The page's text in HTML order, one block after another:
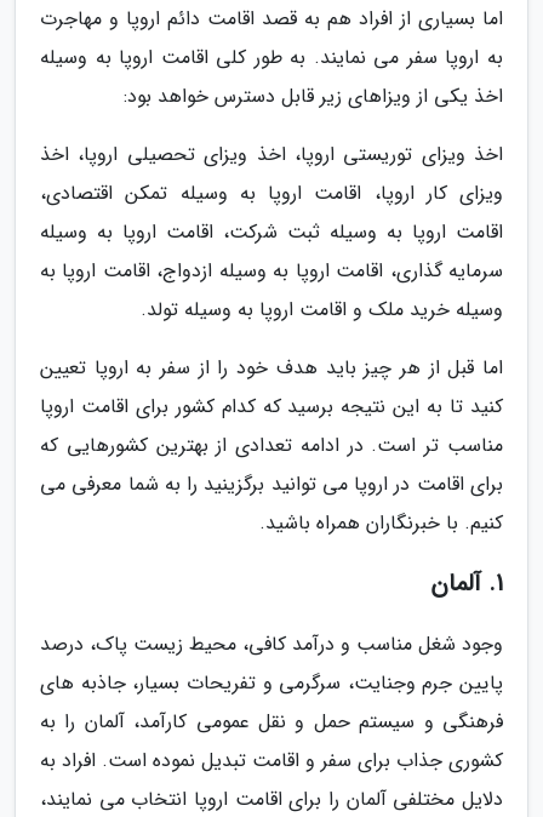
اما بسیاری از افراد هم به قصد اقامت دائم اروپا و مهاجرت
به اروپا سفر می نمایند. به طور کلی اقامت اروپا به وسیله
اخذ یکی از ویزاهای زیر قابل دسترس خواهد بود:
اخذ ویزای توریستی اروپا، اخذ ویزای تحصیلی اروپا، اخذ
ویزای کار اروپا، اقامت اروپا به وسیله تمکن اقتصادی،
اقامت اروپا به وسیله ثبت شرکت، اقامت اروپا به وسیله
سرمایه گذاری، اقامت اروپا به وسیله ازدواج، اقامت اروپا به
وسیله خرید ملک و اقامت اروپا به وسیله تولد.
اما قبل از هر چیز باید هدف خود را از سفر به اروپا تعیین
کنید تا به این نتیجه برسید که کدام کشور برای اقامت اروپا
مناسب تر است. در ادامه تعدادی از بهترین کشورهایی که
برای اقامت در اروپا می توانید برگزینید را به شما معرفی می
کنیم. با خبرنگاران همراه باشید.
1. آلمان
وجود شغل مناسب و درآمد کافی، محیط زیست پاک، درصد
پایین جرم وجنایت، سرگرمی و تفریحات بسیار، جاذبه های
فرهنگی و سیستم حمل و نقل عمومی کارآمد، آلمان را به
کشوری جذاب برای سفر و اقامت تبدیل نموده است. افراد به
دلایل مختلفی آلمان را برای اقامت اروپا انتخاب می نمایند،